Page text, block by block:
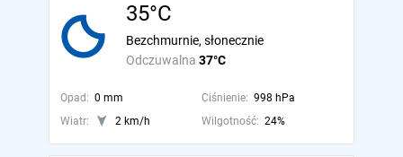
35°C
Odczuwalna 37°C
Bezchmurnie, słonecznie
Opad: 0 mm Ciśnienie: 998 hPa
Wiatr:
2 km/h Wilgotność: 24%